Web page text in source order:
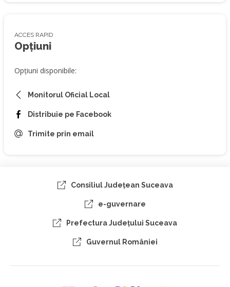
ACCES RAPID
Opțiuni
Opțiuni disponibile:
Monitorul Oficial Local
Distribuie pe Facebook
Trimite prin email
Consiliul Judeţean Suceava
e-guvernare
Prefectura Judeţului Suceava
Guvernul României